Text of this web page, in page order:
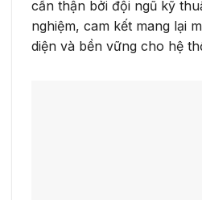
cẩn thận bởi đội ngũ kỹ
nghiệm, cam kết mang lại
diện và bền vững cho hệ